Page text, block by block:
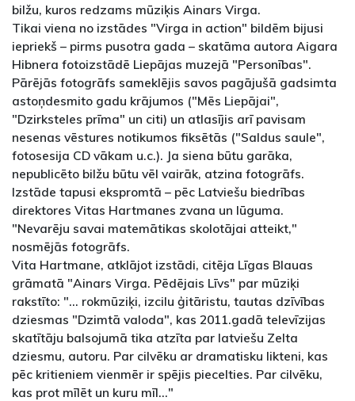
bilžu, kuros redzams mūziķis Ainars Virga.
Tikai viena no izstādes "Virga in action" bildēm bijusi
iepriekš – pirms pusotra gada – skatāma autora Aigara
Hibnera fotoizstādē Liepājas muzejā "Personības".
Pārējās fotogrāfs sameklējis savos pagājušā gadsimta
astoņdesmito gadu krājumos ("Mēs Liepājai",
"Dzirksteles prīma" un citi) un atlasījis arī pavisam
nesenas vēstures notikumos fiksētās ("Saldus saule",
fotosesija CD vākam u.c.). Ja siena būtu garāka,
nepublicēto bilžu būtu vēl vairāk, atzina fotogrāfs.
Izstāde tapusi ekspromtā – pēc Latviešu biedrības
direktores Vitas Hartmanes zvana un lūguma.
"Nevarēju savai matemātikas skolotājai atteikt,"
nosmējās fotogrāfs.
Vita Hartmane, atklājot izstādi, citēja Līgas Blauas
grāmatā "Ainars Virga. Pēdējais Līvs" par mūziķi
rakstīto: "... rokmūziķi, izcilu ģitāristu, tautas dzīvības
dziesmas "Dzimtā valoda", kas 2011.gadā televīzijas
skatītāju balsojumā tika atzīta par latviešu Zelta
dziesmu, autoru. Par cilvēku ar dramatisku likteni, kas
pēc kritieniem vienmēr ir spējis piecelties. Par cilvēku,
kas prot mīlēt un kuru mīl…"